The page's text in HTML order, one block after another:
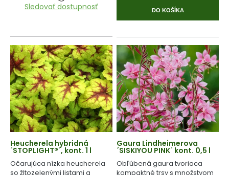
Sledovať dostupnosť DO KOŠÍKA
Heucherela hybridná
´STOPLIGHT®´, kont. 1 l
Očarujúca nízka heucherela
so žltozelenými listami a
Gaura Lindheimerova
´SISKIYOU PINK´ kont. 0,5 l
Obľúbená gaura tvoriaca
kompaktné trsy s množstvom